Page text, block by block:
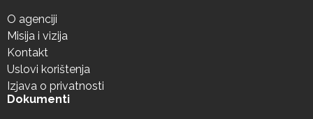
O agenciji
Misija i vizija
Kontakt
Uslovi korištenja
Izjava o privatnosti
Dokumenti